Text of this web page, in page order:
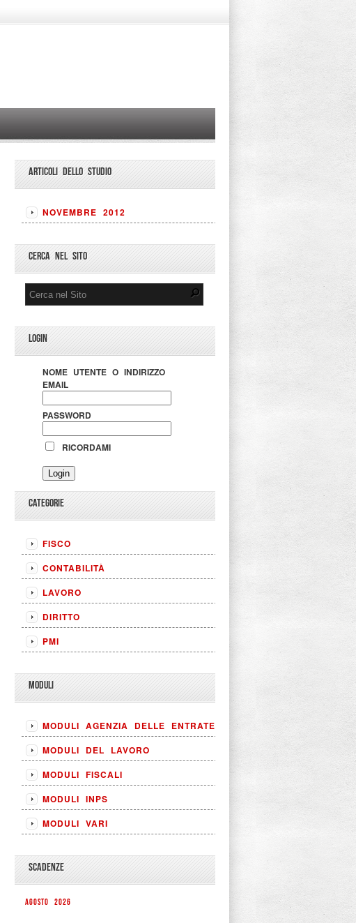
ARTICOLI DELLO STUDIO
NOVEMBRE 2012
CERCA NEL SITO
LOGIN
NOME UTENTE O INDIRIZZO
EMAIL
PASSWORD
RICORDAMI
CATEGORIE
FISCO
CONTABILITÀ
LAVORO
DIRITTO
PMI
MODULI
MODULI AGENZIA DELLE ENTRATE
MODULI DEL LAVORO
MODULI FISCALI
MODULI INPS
MODULI VARI
SCADENZE
AGOSTO 2026